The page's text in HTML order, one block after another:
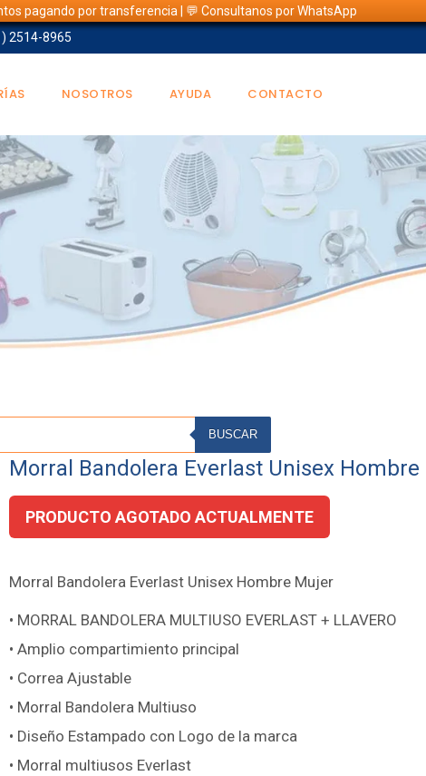
pagando por transferencia | 💬 Consultanos por WhatsApp
2514-8965
NOSOTROS AYUDA CONTACTO
BUSCAR
Morral Bandolera Everlast Unisex
PRODUCTO AGOTADO ACTUALMENTE
Morral Bandolera Everlast Unisex Hombre Mujer
• MORRAL BANDOLERA MULTIUSO EVERLAST + LLAVERO
• Amplio compartimiento principal
• Correa Ajustable
• Morral Bandolera Multiuso
• Diseño Estampado con Logo de la marca
• Morral multiusos Everlast